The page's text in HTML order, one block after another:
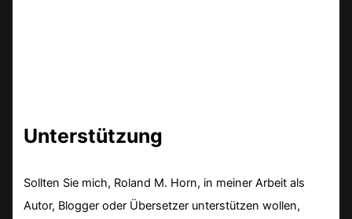
Unterstützung
Sollten Sie mich, Roland M. Horn, in meiner Arbeit als
Autor, Blogger oder Übersetzer unterstützen wollen,